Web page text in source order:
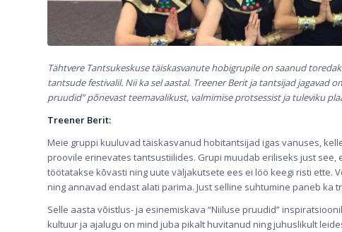
Tähtvere Tantsukeskuse täiskasvanute hobigrupile on saanud
tantsude festivalil. Nii ka sel aastal. Treener Berit ja tantsijad jagavad
pruudid” põnevast teemavalikust, valmimise protsessist ja tuleviku
Treener Berit:
Meie gruppi kuuluvad täiskasvanud hobitantsijad igas vanuses,
proovile erinevates tantsustiilides. Grupi muudab eriliseks just
töötatakse kõvasti ning uute väljakutsete ees ei löö keegi risti ette.
ning annavad endast alati parima. Just selline suhtumine paneb ka
Selle aasta võistlus- ja esinemiskava “Niiluse pruudid”
kultuur ja ajalugu on mind juba pikalt huvitanud ning juhuslikult